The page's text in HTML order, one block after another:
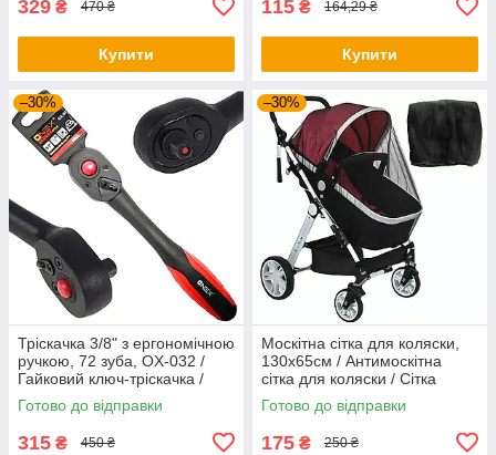
329 ₴ 470 ₴
Купити
115 ₴ 164,29 ₴
Купити
–30%
Тріскачка 3/8" з ергономічною
ручкою, 72 зуба, OX-032 /
Гайковий ключ-тріскачка /
Руків'я з храповим
механізмом
Готово до відправки
315 ₴ 450 ₴
–30%
Москітна сітка для коляски,
130х65см / Антимоскітна
сітка для коляски / Сітка
москітна на коляску
Готово до відправки
175 ₴ 250 ₴